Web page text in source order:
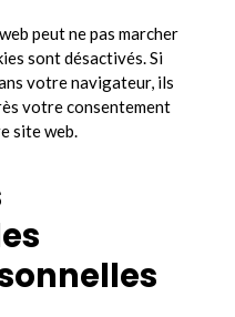
peut ne pas marcher
sont désactivés. Si
votre navigateur, ils
votre consentement
site web.